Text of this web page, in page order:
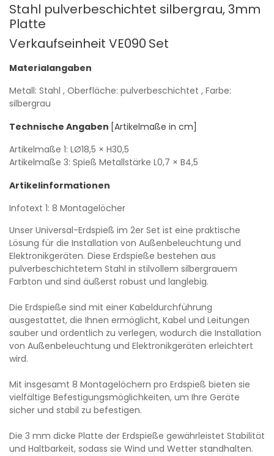
Stahl pulverbeschichtet silbergrau, 3mm
Platte
Verkaufseinheit VE090 Set
Materialangaben
Metall: Stahl , Oberfläche: pulverbeschichtet , Farbe:
silbergrau
Technische Angaben [Artikelmaße in cm]
Artikelmaße 1: LØ18,5 × H30,5
Artikelmaße 3: Spieß Metallstärke L0,7 × B4,5
Artikelinformationen
Infotext 1: 8 Montagelöcher
Unser Universal-Erdspieß im 2er Set ist eine praktische
Lösung für die Installation von Außenbeleuchtung und
Elektronikgeräten. Diese Erdspieße bestehen aus
pulverbeschichtetem Stahl in stilvollem silbergrauem
Farbton und sind äußerst robust und langlebig.
Die Erdspieße sind mit einer Kabeldurchführung
ausgestattet, die Ihnen ermöglicht, Kabel und Leitungen
sauber und ordentlich zu verlegen, wodurch die Installation
von Außenbeleuchtung und Elektronikgeräten erleichtert
wird.
Mit insgesamt 8 Montagelöchern pro Erdspieß bieten sie
vielfältige Befestigungsmöglichkeiten, um Ihre Geräte
sicher und stabil zu befestigen.
Die 3 mm dicke Platte der Erdspieße gewährleistet Stabilität
und Haltbarkeit, sodass sie Wind und Wetter standhalten.